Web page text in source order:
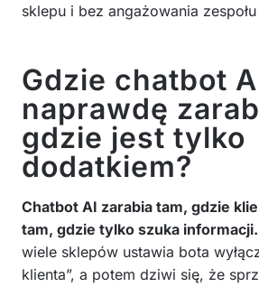
sklepu i bez angażowania zespołu
Gdzie chatbot
naprawdę
gdzie jest tylko
dodatkiem?
Chatbot AI zarabia tam, gdzie
tam, gdzie tylko szuka informacji.
wiele sklepów ustawia bota
klienta”, a potem dziwi się, że